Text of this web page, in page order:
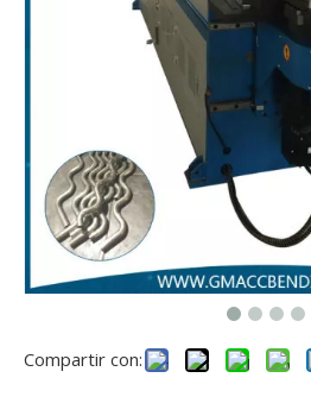
Compartir con: